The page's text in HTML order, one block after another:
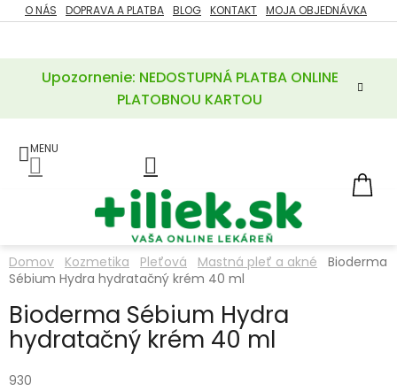
Prejsť
na
Upozornenie: NEDOSTUPNÁ PLATBA ONLINE
PLATOBNOU KARTOU
O NÁS DOPRAVA A PLATBA BLOG KONTAKT MOJA OBJEDNÁVKA
ZĽAVY
POTREBY
A
LIEKY
VITAMÍNY
MINERÁLY
KOZMETIKA
Domov Kozmetika Pleťová Mastná pleť a akné
Bioderma
Sébium Hydra hydratačný krém 40 ml
Bioderma Sébium Hydra
hydratačný krém 40 ml
930